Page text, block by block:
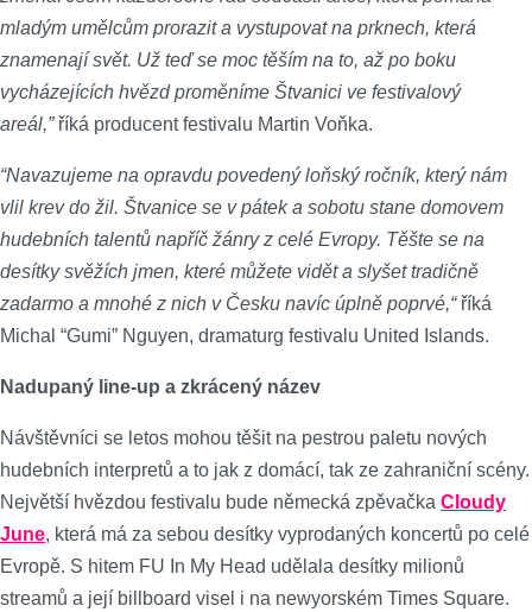
mladým umělcům prorazit a vystupovat na prknech, která
znamenají svět. Už teď se moc těším na to, až po boku
vycházejících hvězd proměníme Štvanici ve festivalový
areál,”říká producent festivalu Martin Voňka.
“Navazujeme na opravdu povedený loňský ročník, který nám
vlil krev do žil. Štvanice se v pátek a sobotu stane domovem
hudebních talentů napříč žánry z celé Evropy. Těšte se na
desítky svěžích jmen, které můžete vidět a slyšet tradičně
zadarmo a mnohé z nich v Česku navíc úplně poprvé,“ říká
Michal “Gumi” Nguyen, dramaturg festivalu United Islands.
Nadupaný line-up a zkrácený název
Návštěvníci se letos mohou těšit na pestrou paletu nových
hudebních interpretů a to jak z domácí, tak ze zahraniční scény.
Největší hvězdou festivalu bude německá zpěvačka Cloudy
June, která má za sebou desítky vyprodaných koncertů po celé
Evropě. S hitem FU In My Head udělala desítky milionů
streamů a její billboard visel i na newyorském Times Square.